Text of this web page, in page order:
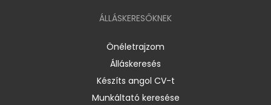
ÁLLÁSKERESŐKNEK
Önéletrajzom
Álláskeresés
Készíts angol CV-t
Munkáltató keresése